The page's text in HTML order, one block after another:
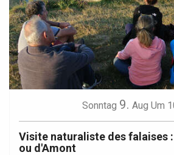
Sonntag 9. Aug Um
Visite naturaliste des falaises
ou d'Amont